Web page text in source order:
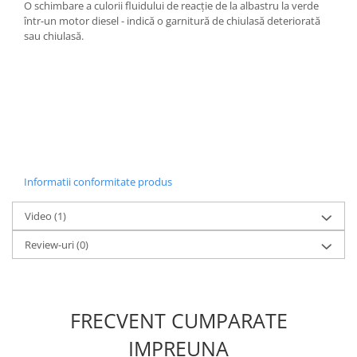
Nissan
Opel
Suzuki
Volkswagen
Scule pentru tinichigerie
Alte scule pneumatice
O schimbare a culorii fluidului de reacție de la albastru la verde
într-un motor diesel - indică o garnitură de chiulasă deteriorată
sau chiulasă.
Informatii conformitate produs
Video (1)
Review-uri(0)
FRECVENT CUMPARATE
IMPREUNA